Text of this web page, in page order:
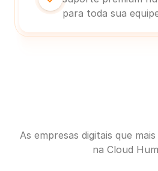
para toda sua
As empresas digitais que
na Cloud